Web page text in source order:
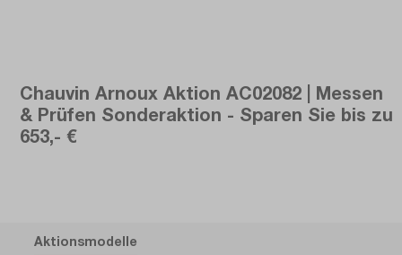
Chauvin Arnoux Aktion AC02082 | Messen
& Prüfen Sonderaktion - Sparen Sie bis zu
653,- €
Aktionsmodelle